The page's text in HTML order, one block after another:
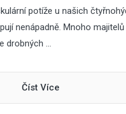
potíže u našich
nenápadně. Mnoho majitelů
drobných ...
Číst Více